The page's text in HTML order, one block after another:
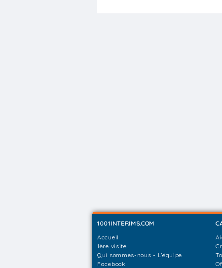
1001INTERIMS.COM
Accueil
1ère visite
Qui sommes-nous - L'équipe
Facebook